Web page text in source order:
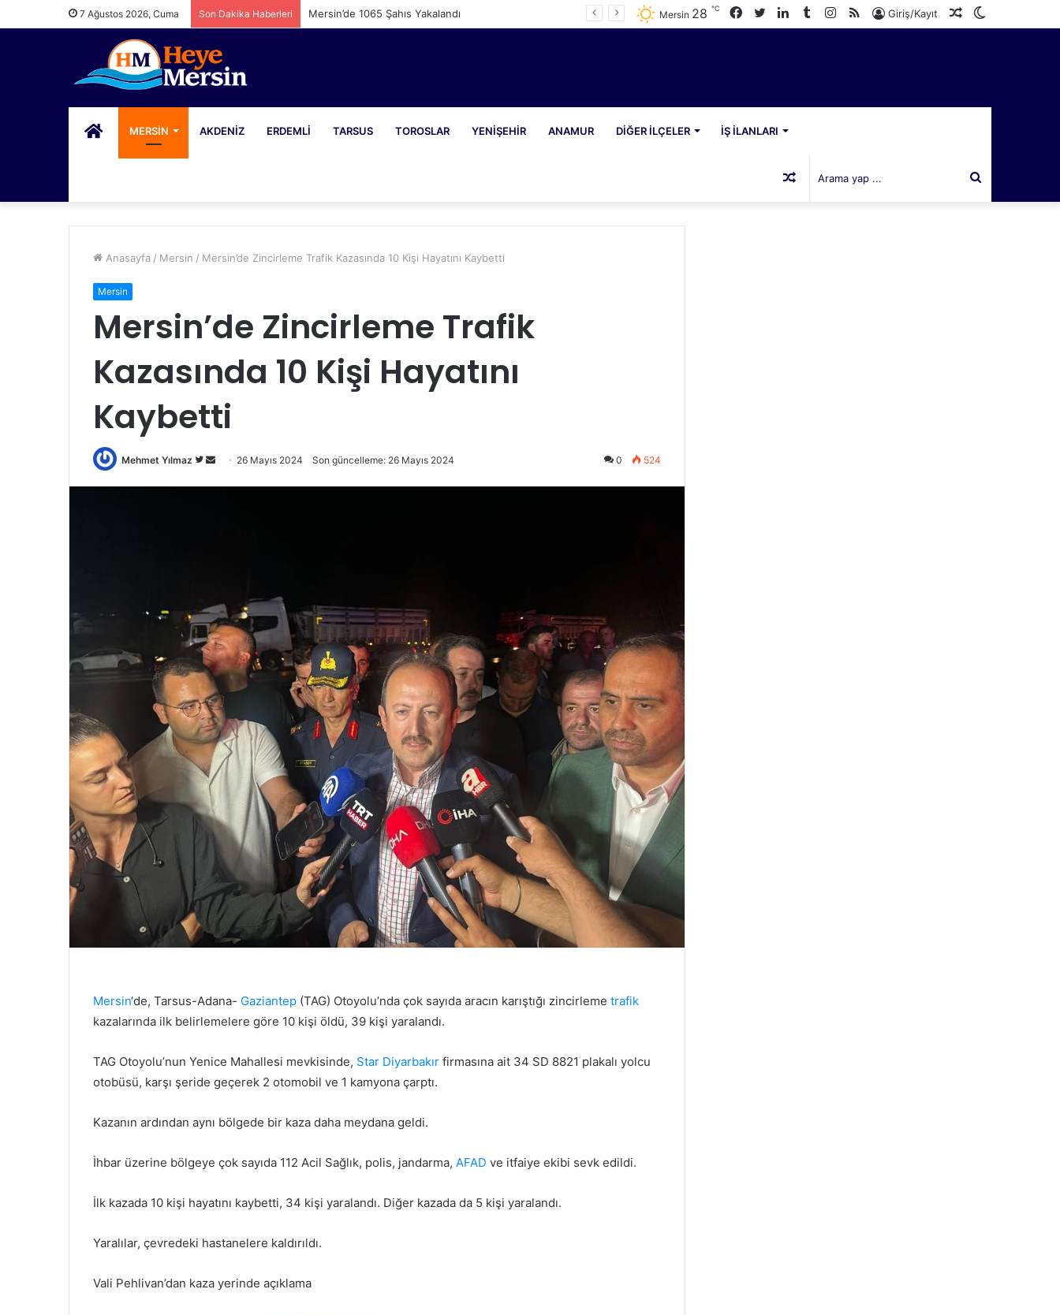
7 Ağustos 2026, Cuma Son Dakika Haberleri Mersin’de 1065 Şahıs Yakalandı
Rastgele
Giriş/Kayıt
RSS
Instagram
Tumblr
LinkedIn
Twitter
Facebook
Mersin 28 ℃
PORTALMERSIN AKDENIZ ERDEMLI TARSUS TOROSLAR YENIŞEHIR ANAMUR DIĞER İLÇELER İŞ İLANLARI
Arama
Rastgele
Anasayfa / Mersin / Mersin’de Zincirleme Trafik Kazasında 10 Kişi Hayatını Kaybetti
Mersin
Mersin’de Zincirleme Trafik
Kazasında 10 Kişi Hayatını
Kaybetti
Mehmet Yılmaz
Twitter'da
Bir
26 Mayıs 2024 Son güncelleme: 26 Mayıs 2024 0 524
Mersin‘de, Tarsus-Adana- Gaziantep (TAG) Otoyolu’nda çok sayıda aracın karıştığı zincirleme trafik
kazalarında ilk belirlemelere göre 10 kişi öldü, 39 kişi yaralandı.
TAG Otoyolu’nun Yenice Mahallesi mevkisinde, Star Diyarbakır firmasına ait 34 SD 8821 plakalı yolcu
otobüsü, karşı şeride geçerek 2 otomobil ve 1 kamyona çarptı.
Kazanın ardından aynı bölgede bir kaza daha meydana geldi.
İhbar üzerine bölgeye çok sayıda 112 Acil Sağlık, polis, jandarma, AFAD ve itfaiye ekibi sevk edildi.
İlk kazada 10 kişi hayatını kaybetti, 34 kişi yaralandı. Diğer kazada da 5 kişi yaralandı.
Yaralılar, çevredeki hastanelere kaldırıldı.
Vali Pehlivan’dan kaza yerinde açıklama